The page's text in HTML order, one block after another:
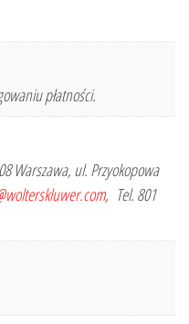
płatności.
Warszawa, ul. Przyokopowa
, Tel. 801